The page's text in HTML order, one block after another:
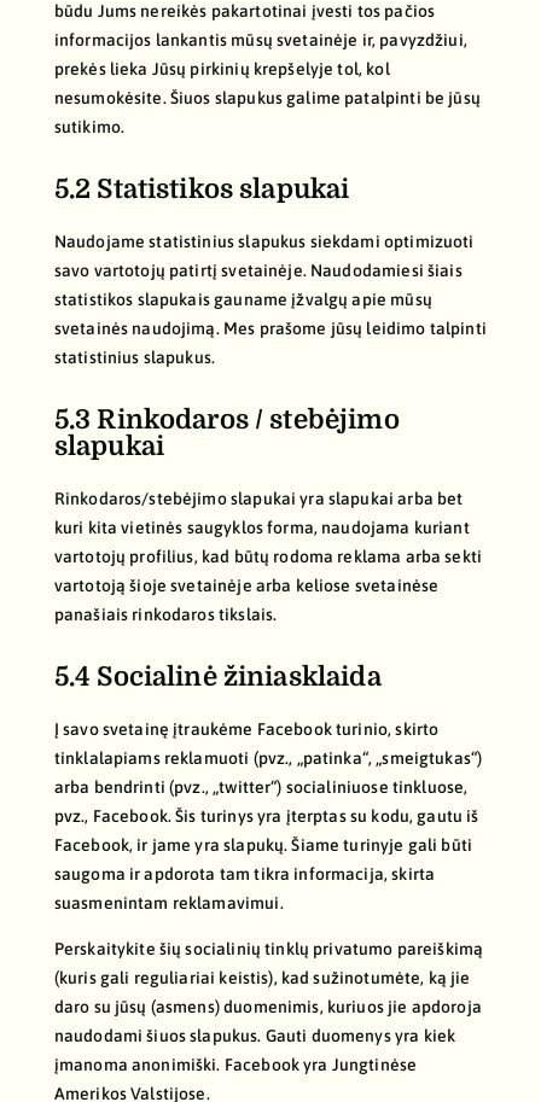
būdu Jums nereikės pakartotinai įvesti tos pačios
informacijos lankantis mūsų svetainėje ir, pavyzdžiui,
prekės lieka Jūsų pirkinių krepšelyje tol, kol
nesumokėsite. Šiuos slapukus galime patalpinti be jūsų
sutikimo.
5.2 Statistikos slapukai
Naudojame statistinius slapukus siekdami optimizuoti
savo vartotojų patirtį svetainėje. Naudodamiesi šiais
statistikos slapukais gauname įžvalgų apie mūsų
svetainės naudojimą. Mes prašome jūsų leidimo talpinti
statistinius slapukus.
5.3 Rinkodaros / stebėjimo
slapukai
Rinkodaros/stebėjimo slapukai yra slapukai arba bet
kuri kita vietinės saugyklos forma, naudojama kuriant
vartotojų profilius, kad būtų rodoma reklama arba sekti
vartotoją šioje svetainėje arba keliose svetainėse
panašiais rinkodaros tikslais.
5.4 Socialinė žiniasklaida
Į savo svetainę įtraukėme Facebook turinio, skirto
tinklalapiams reklamuoti (pvz., „patinka“, „smeigtukas“)
arba bendrinti (pvz., „twitter“) socialiniuose tinkluose,
pvz., Facebook. Šis turinys yra įterptas su kodu, gautu iš
Facebook, ir jame yra slapukų. Šiame turinyje gali būti
saugoma ir apdorota tam tikra informacija, skirta
suasmenintam reklamavimui.
Perskaitykite šių socialinių tinklų privatumo pareiškimą
(kuris gali reguliariai keistis), kad sužinotumėte, ką jie
daro su jūsų (asmens) duomenimis, kuriuos jie apdoroja
naudodami šiuos slapukus. Gauti duomenys yra kiek
įmanoma anonimiški. Facebook yra Jungtinėse
Amerikos Valstijose.